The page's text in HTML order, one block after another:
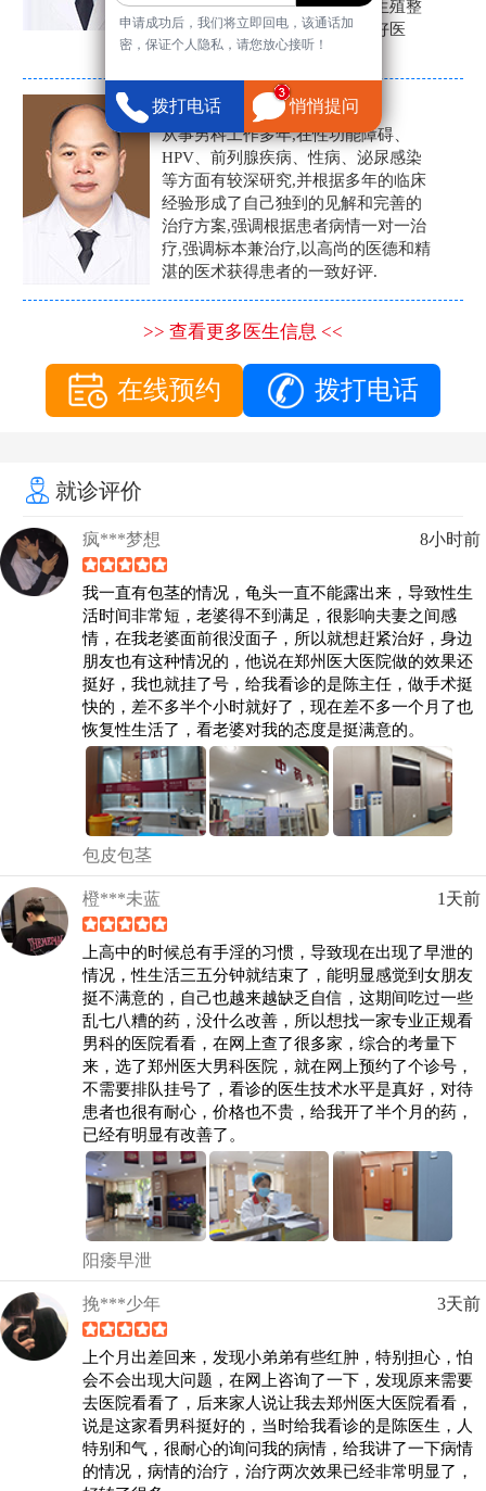
病、射精障碍、性病、HPV、生殖整
形等疾病，是患者非常信赖的好医
生。
张营富
男科主任
从事男科工作多年,在性功能障碍、
HPV、前列腺疾病、性病、泌尿感染
等方面有较深研究,并根据多年的临床
经验形成了自己独到的见解和完善的
治疗方案,强调根据患者病情一对一治
疗,强调标本兼治疗,以高尚的医德和精
湛的医术获得患者的一致好评.
>> 查看更多医生信息 <<
在线预约 拨打电话
就诊评价
疯***梦想 8小时前
我一直有包茎的情况，龟头一直不能露出来，导致性生
活时间非常短，老婆得不到满足，很影响夫妻之间感
情，在我老婆面前很没面子，所以就想赶紧治好，身边
朋友也有这种情况的，他说在郑州医大医院做的效果还
挺好，我也就挂了号，给我看诊的是陈主任，做手术挺
快的，差不多半个小时就好了，现在差不多一个月了也
恢复性生活了，看老婆对我的态度是挺满意的。
包皮包茎
橙***未蓝 1天前
上高中的时候总有手淫的习惯，导致现在出现了早泄的
情况，性生活三五分钟就结束了，能明显感觉到女朋友
挺不满意的，自己也越来越缺乏自信，这期间吃过一些
乱七八糟的药，没什么改善，所以想找一家专业正规看
男科的医院看看，在网上查了很多家，综合的考量下
来，选了郑州医大男科医院，就在网上预约了个诊号，
不需要排队挂号了，看诊的医生技术水平是真好，对待
患者也很有耐心，价格也不贵，给我开了半个月的药，
已经有明显有改善了。
阳痿早泄
挽***少年 3天前
上个月出差回来，发现小弟弟有些红肿，特别担心，怕
会不会出现大问题，在网上咨询了一下，发现原来需要
去医院看看了，后来家人说让我去郑州医大医院看看，
说是这家看男科挺好的，当时给我看诊的是陈医生，人
特别和气，很耐心的询问我的病情，给我讲了一下病情
的情况，病情的治疗，治疗两次效果已经非常明显了，
申请成功后，我们将立即回电，该通话加
密，保证个人隐私，请您放心接听！
拨打电话 悄悄提问